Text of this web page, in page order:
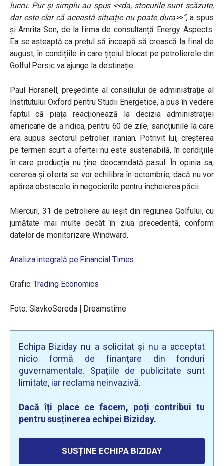
lucru. Pur și simplu au spus <<da, stocurile sunt scăzute,
dar este clar că această situație nu poate dura>>”, a spus
și Amrita Sen, de la firma de consultanță Energy Aspects.
Ea se așteaptă ca prețul să înceapă să crească la final de
august, în condițiile în care țițeiul blocat pe petrolierele din
Golful Persic va ajunge la destinație.
Paul Horsnell, președinte al consiliului de administrație al
Institutului Oxford pentru Studii Energetice, a pus în vedere
faptul că piața reacționează la decizia administrației
americane de a ridica, pentru 60 de zile, sancțiunile la care
era supus sectorul petrolier iranian. Potrivit lui, creșterea
pe termen scurt a ofertei nu este sustenabilă, în condițiile
în care producția nu ține deocamdată pasul. În opinia sa,
cererea și oferta se vor echilibra în octombrie, dacă nu vor
apărea obstacole în negocierile pentru încheierea păcii.
Miercuri, 31 de petroliere au ieșit din regiunea Golfului, cu
jumătate mai multe decât în ziua precedentă, conform
datelor de monitorizare Windward.
Analiza integrală pe Financial Times
Grafic:Trading Economics
Foto: SlavkoSereda | Dreamstime
Echipa Biziday nu a solicitat și nu a acceptat
nicio formă de finanțare din fonduri
guvernamentale. Spațiile de publicitate sunt
limitate, iar reclama neinvazivă.
Dacă îți place ce facem, poți contribui tu
pentru susținerea echipei Biziday.
SUSȚINE ECHIPA BIZIDAY